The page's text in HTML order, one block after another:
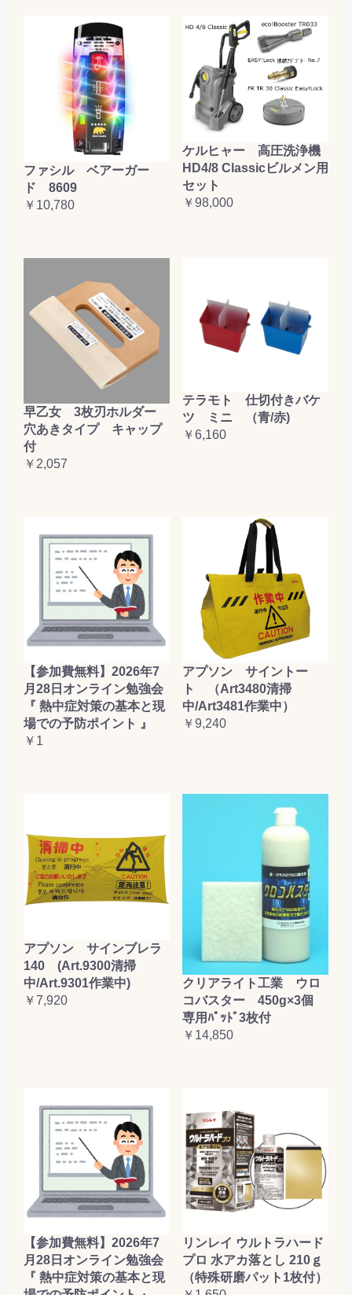
ファシル ベアーガー
ド 8609
￥10,780
ケルヒャー 高圧洗浄機
HD4/8 Classicビルメン用
セット
￥98,000
早乙女 3枚刃ホルダー
穴あきタイプ キャップ
付
￥2,057
テラモト 仕切付きバケ
ツ ミニ （青/赤)
￥6,160
【参加費無料】2026年7
月28日オンライン勉強会
『 熱中症対策の基本と現
場での予防ポイント 』
￥1
アプソン サイントー
ト （Art3480清掃
中/Art3481作業中）
￥9,240
アプソン サインブレラ
140 (Art.9300清掃
中/Art.9301作業中)
￥7,920
クリアライト工業 ウロ
コバスター 450g×3個
専用ﾊﾟｯﾄﾞ3枚付
￥14,850
【参加費無料】2026年7
月28日オンライン勉強会
『 熱中症対策の基本と現
リンレイ ウルトラハード
プロ 水アカ落とし 210ｇ
（特殊研磨パット1枚付）